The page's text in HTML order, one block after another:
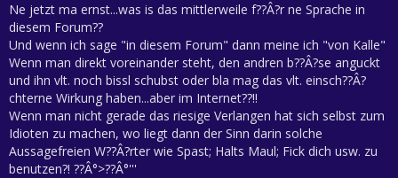
Ne jetzt ma ernst...was is das mittlerweile f??Â?r ne Sprache in
diesem Forum??
Und wenn ich sage "in diesem Forum" dann meine ich "von Kalle"
Wenn man direkt voreinander steht, den andren b??Â?se anguckt
und ihn vlt. noch bissl schubst oder bla mag das vlt. einsch??Â?
chterne Wirkung haben...aber im Internet??!!
Wenn man nicht gerade das riesige Verlangen hat sich selbst zum
Idioten zu machen, wo liegt dann der Sinn darin solche
Aussagefreien W??Â?rter wie Spast; Halts Maul; Fick dich usw. zu
benutzen?! ??Â°>??Â°'''